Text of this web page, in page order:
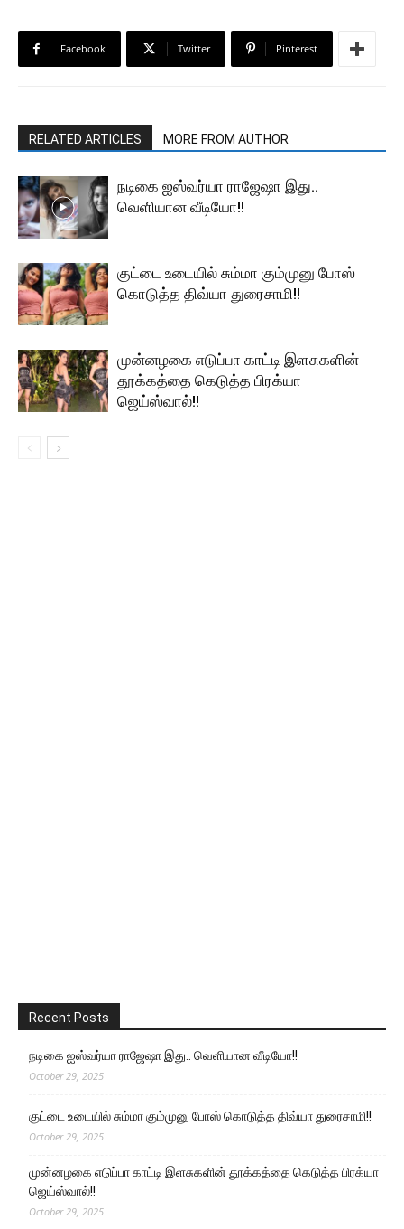
Facebook Twitter Pinterest
RELATED ARTICLES MORE FROM AUTHOR
நடிகை ஐஸ்வர்யா ராஜேஷா இது..
வெளியான வீடியோ!!
குட்டை உடையில் சும்மா கும்முனு போஸ்
கொடுத்த திவ்யா துரைசாமி!!
முன்னழகை எடுப்பா காட்டி இளசுகளின்
தூக்கத்தை கெடுத்த பிரக்யா
ஜெய்ஸ்வால்!!
Recent Posts
நடிகை ஐஸ்வர்யா ராஜேஷா இது.. வெளியான வீடியோ!!
October 29, 2025
குட்டை உடையில் சும்மா கும்முனு போஸ் கொடுத்த திவ்யா துரைசாமி!!
October 29, 2025
முன்னழகை எடுப்பா காட்டி இளசுகளின் தூக்கத்தை கெடுத்த பிரக்யா
ஜெய்ஸ்வால்!!
October 29, 2025